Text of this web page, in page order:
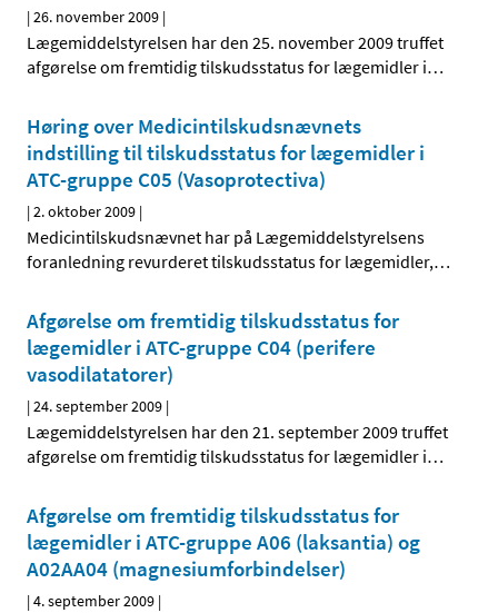
|26. november 2009 |
Lægemiddelstyrelsen har den 25. november 2009 truffet
afgørelse om fremtidig tilskudsstatus for lægemidler i…
Høring over Medicintilskudsnævnets
indstilling til tilskudsstatus for lægemidler i
ATC-gruppe C05 (Vasoprotectiva)
|2. oktober 2009 |
Medicintilskudsnævnet har på Lægemiddelstyrelsens
foranledning revurderet tilskudsstatus for lægemidler,…
Afgørelse om fremtidig tilskudsstatus for
lægemidler i ATC-gruppe C04 (perifere
vasodilatatorer)
|24. september 2009 |
Lægemiddelstyrelsen har den 21. september 2009 truffet
afgørelse om fremtidig tilskudsstatus for lægemidler i…
Afgørelse om fremtidig tilskudsstatus for
lægemidler i ATC-gruppe A06 (laksantia) og
A02AA04 (magnesiumforbindelser)
|4. september 2009 |